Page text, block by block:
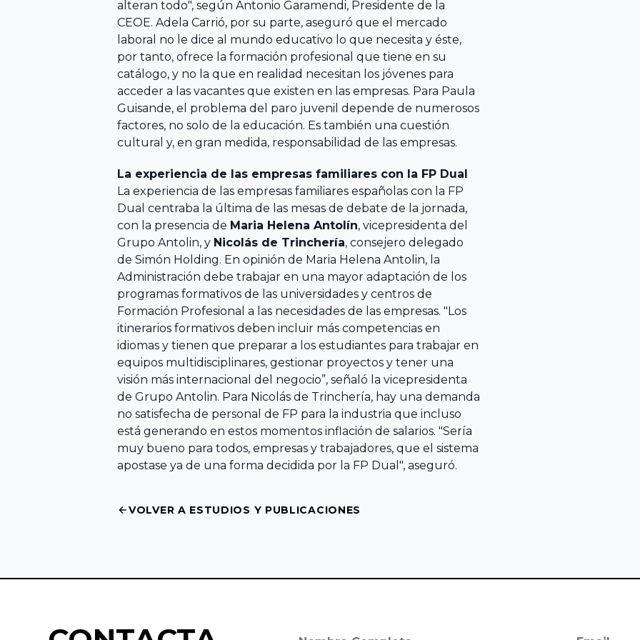
Ciencias
Económicas y
Empresariales,
Universidad de
Alicante
Facultad de
Universidad de
Valencia
Universitat de
les Illes
Balears
Facultad de
Economía y
Empresa,
Universidad de
Salamanca
Universidad
Europea
Cervantes
Universidad de
Asociación
Valenciana de
Empresarios
AVE
Asociación de
la Empresa
Canarias EFCA
VER TODO
alteran todo", según Antonio Garamendi, Presidente de la
CEOE. Adela Carrió, por su parte, aseguró que el mercado
laboral no le dice al mundo educativo lo que necesita y éste,
por tanto, ofrece la formación profesional que tiene en su
catálogo, y no la que en realidad necesitan los jóvenes para
acceder a las vacantes que existen en las empresas. Para Paula
Guisande, el problema del paro juvenil depende de numerosos
factores, no solo de la educación. Es también una cuestión
cultural y, en gran medida, responsabilidad de las empresas.
La experiencia de las empresas familiares con la FP Dual
La experiencia de las empresas familiares españolas con la FP
Dual centraba la última de las mesas de debate de la jornada,
con la presencia de Maria Helena Antolín, vicepresidenta del
Grupo Antolin, y Nicolás de Trinchería, consejero delegado
de Simón Holding. En opinión de Maria Helena Antolin, la
Administración debe trabajar en una mayor adaptación de los
programas formativos de las universidades y centros de
Formación Profesional a las necesidades de las empresas. "Los
itinerarios formativos deben incluir más competencias en
idiomas y tienen que preparar a los estudiantes para trabajar en
equipos multidisciplinares, gestionar proyectos y tener una
visión más internacional del negocio”, señaló la vicepresidenta
de Grupo Antolin. Para Nicolás de Trinchería, hay una demanda
no satisfecha de personal de FP para la industria que incluso
está generando en estos momentos inflación de salarios. "Sería
muy bueno para todos, empresas y trabajadores, que el sistema
apostase ya de una forma decidida por la FP Dual", aseguró.
VOLVER A ESTUDIOS Y PUBLICACIONES